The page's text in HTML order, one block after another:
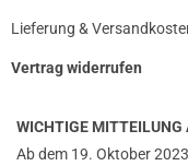
Lieferung &
Vertrag widerrufen
WICHTIGE
Ab dem 19. Oktober